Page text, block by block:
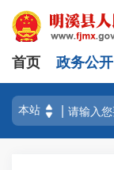
首页 政务公开